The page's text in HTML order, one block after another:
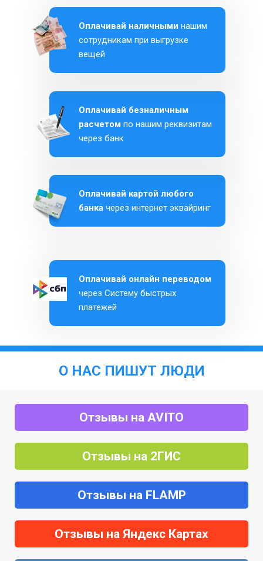
Оплачивай онлайн переводом
через Систему быстрых
платежей
Оплачивай картой любого
банка через интернет эквайринг
Оплачивай безналичным
расчетом по нашим реквизитам
через банк
Оплачивай наличными нашим
сотрудникам при выгрузке
вещей
О НАС ПИШУТ ЛЮДИ
Отзывы на AVITO
Отзывы на 2ГИС
Отзывы на FLAMP
Отзывы на Яндекс Картах